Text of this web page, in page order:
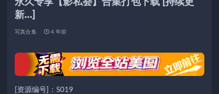
永久专享【影私荟】合集打包下载 [持续更
新…]
写真合集 4 年前
[资源编号]：S019